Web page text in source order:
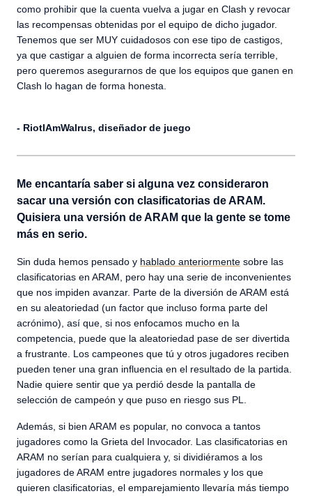
como prohibir que la cuenta vuelva a jugar en Clash y revocar
las recompensas obtenidas por el equipo de dicho jugador.
Tenemos que ser MUY cuidadosos con ese tipo de castigos,
ya que castigar a alguien de forma incorrecta sería terrible,
pero queremos asegurarnos de que los equipos que ganen en
Clash lo hagan de forma honesta.
- RiotIAmWalrus, diseñador de juego
Me encantaría saber si alguna vez consideraron
sacar una versión con clasificatorias de ARAM.
Quisiera una versión de ARAM que la gente se tome
más en serio.
Sin duda hemos pensado y hablado anteriormente sobre las
clasificatorias en ARAM, pero hay una serie de inconvenientes
que nos impiden avanzar. Parte de la diversión de ARAM está
en su aleatoriedad (un factor que incluso forma parte del
acrónimo), así que, si nos enfocamos mucho en la
competencia, puede que la aleatoriedad pase de ser divertida
a frustrante. Los campeones que tú y otros jugadores reciben
pueden tener una gran influencia en el resultado de la partida.
Nadie quiere sentir que ya perdió desde la pantalla de
selección de campeón y que puso en riesgo sus PL.
Además, si bien ARAM es popular, no convoca a tantos
jugadores como la Grieta del Invocador. Las clasificatorias en
ARAM no serían para cualquiera y, si dividiéramos a los
jugadores de ARAM entre jugadores normales y los que
quieren clasificatorias, el emparejamiento llevaría más tiempo